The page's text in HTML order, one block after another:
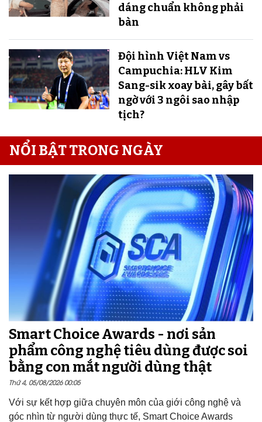
dáng chuẩn không phải
bàn
Đội hình Việt Nam vs
Campuchia: HLV Kim
Sang-sik xoay bài, gây bất
ngờ với 3 ngôi sao nhập
tịch?
NỔI BẬT TRONG NGÀY
Smart Choice Awards - nơi sản
phẩm công nghệ tiêu dùng được soi
bằng con mắt người dùng thật
Thứ 4, 05/08/2026 00:05
Với sự kết hợp giữa chuyên môn của giới công nghệ và
góc nhìn từ người dùng thực tế, Smart Choice Awards